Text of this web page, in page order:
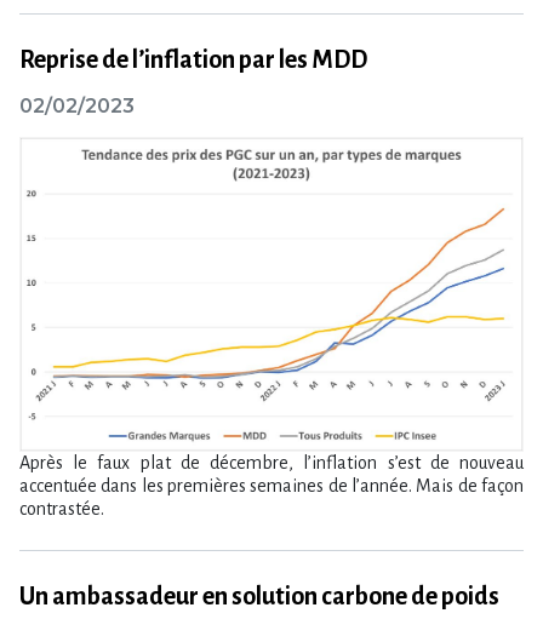
Reprise de l’inflation par les MDD
02/02/2023
Après le faux plat de décembre, l’inflation s’est de nouveau
accentuée dans les premières semaines de l’année. Mais de façon
contrastée.
Un ambassadeur en solution carbone de poids